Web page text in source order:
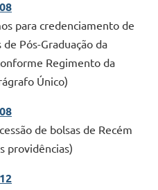
para credenciamento de
Pós-Graduação da
Regimento da
Único)
de bolsas de Recém
providências)